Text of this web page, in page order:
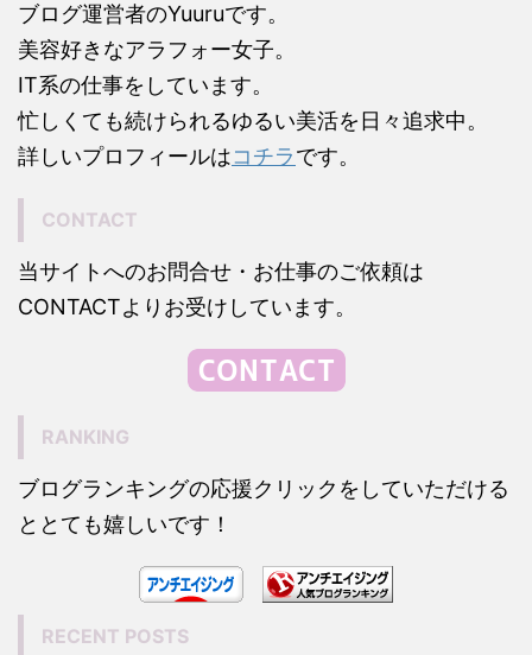
ブログ運営者のYuuruです。
美容好きなアラフォー女子。
IT系の仕事をしています。
忙しくても続けられるゆるい美活を日々追求中。
詳しいプロフィールはコチラです。
CONTACT
当サイトへのお問合せ・お仕事のご依頼は
CONTACTよりお受けしています。
RANKING
ブログランキングの応援クリックをしていただける
ととても嬉しいです！
RECENT POSTS